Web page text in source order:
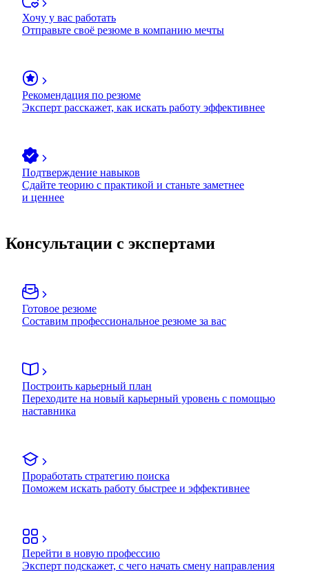
Хочу у вас работать
Отправьте своё резюме в компанию мечты
Рекомендация по резюме
Эксперт расскажет, как искать работу эффективнее
Подтверждение навыков
Сдайте теорию с практикой и станьте заметнее
и ценнее
Консультации с экспертами
Готовое резюме
Составим профессиональное резюме за вас
Построить карьерный план
Переходите на новый карьерный уровень с помощью
наставника
Проработать стратегию поиска
Поможем искать работу быстрее и эффективнее
Перейти в новую профессию
Эксперт подскажет, с чего начать смену направления